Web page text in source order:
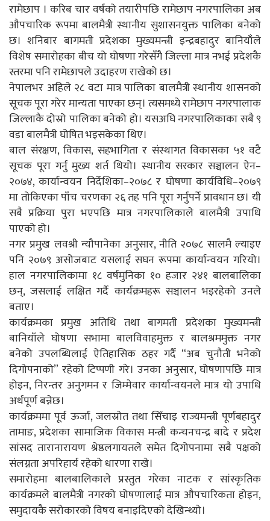
रामेछाप । करिब चार वर्षको तयारीपछि रामेछाप नगरपालिका अब
औपचारिक रूपमा बालमैत्री स्थानीय सुशासनयुक्त पालिका बनेको
छ। शनिबार बागमती प्रदेशका मुख्यमन्त्री इन्द्रबहादुर बानियाँले
विशेष समारोहका बीच यो घोषणा गरेसँगै जिल्ला मात्र नभई प्रदेशकै
स्तरमा पनि रामेछापले उदाहरण राखेको छ।
नेपालभर अहिले २८ वटा मात्र पालिका बालमैत्री स्थानीय शासनको
सूचक पूरा गरेर मान्यता पाएका छन्। त्यसमध्ये रामेछाप नगरपालाक
जिल्लाकै दोस्रो पालिका बनेको हो। यसअघि नगरपालिकाका सबै ९
वडा बालमैत्री घोषित भइसकेका थिए।
बाल संरक्षण, विकास, सहभागिता र संस्थागत विकासका ५१ वटै
सूचक पूरा गर्नु मुख्य शर्त थियो। स्थानीय सरकार सञ्चालन ऐन–
२०७४, कार्यान्वयन निर्देशिका–२०७८ र घोषणा कार्यविधि–२०७९
मा तोकिएका पाँच चरणका २६ तह पनि पूरा गर्नुपर्ने प्रावधान छ। यी
सबै प्रक्रिया पुरा भएपछि मात्र नगरपालिकाले बालमैत्री उपाधि
पाएको हो।
नगर प्रमुख लवश्री न्यौपानेका अनुसार, नीति २०७८ सालमै ल्याइए
पनि २०७९ असोजबाट यसलाई सघन रूपमा कार्यान्वयन गरियो।
हाल नगरपालिकामा १८ वर्षमुनिका १० हजार २४१ बालबालिका
छन्, जसलाई लक्षित गर्दै कार्यक्रमहरू सञ्चालन भइरहेको उनले
बताए।
कार्यक्रमका प्रमुख अतिथि तथा बागमती प्रदेशका मुख्यमन्त्री
बानियाँले घोषणा सभामा बालविवाहमुक्त र बालश्रममुक्त नगर
बनेको उपलब्धिलाई ऐतिहासिक ठहर गर्दै “अब चुनौती भनेको
दिगोपनाको” रहेको टिप्पणी गरे। उनका अनुसार, घोषणापछि मात्र
होइन, निरन्तर अनुगमन र जिम्मेवार कार्यान्वयनले मात्र यो उपाधि
अर्थपूर्ण बन्नेछ।
कार्यक्रममा पूर्व ऊर्जा, जलस्रोत तथा सिँचाइ राज्यमन्त्री पूर्णबहादुर
तामाङ, प्रदेशका सामाजिक विकास मन्त्री कन्चनचन्द्र बादे र प्रदेश
सांसद तारानारायण श्रेष्ठलगायतले समेत दिगोपनामा सबै पक्षको
संलग्नता अपरिहार्य रहेको धारणा राखे।
समारोहमा बालबालिकाले प्रस्तुत गरेका नाटक र सांस्कृतिक
कार्यक्रमले बालमैत्री नगरको घोषणालाई मात्र औपचारिकता होइन,
समुदायकै सरोकारको विषय बनाइदिएको देखिन्थ्यो।